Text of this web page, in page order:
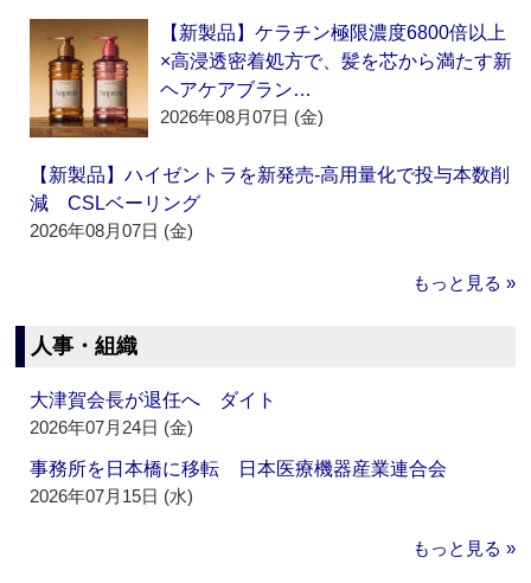
【新製品】ケラチン極限濃度6800倍以上
×高浸透密着処方で、髪を芯から満たす新
ヘアケアブラン…
2026年08月07日 (金)
【新製品】ハイゼントラを新発売‐高用量化で投与本数削
減 CSLベーリング
2026年08月07日 (金)
もっと見る »
人事・組織
大津賀会長が退任へ ダイト
2026年07月24日 (金)
事務所を日本橋に移転 日本医療機器産業連合会
2026年07月15日 (水)
もっと見る »